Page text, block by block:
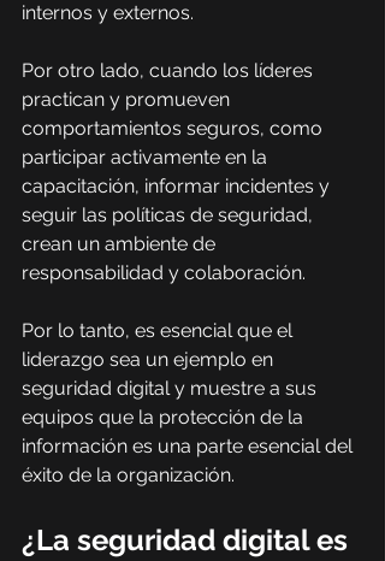
internos y externos.
Por otro lado, cuando los líderes
practican y promueven
comportamientos seguros, como
participar activamente en la
capacitación, informar incidentes y
seguir las políticas de seguridad,
crean un ambiente de
responsabilidad y colaboración.
Por lo tanto, es esencial que el
liderazgo sea un ejemplo en
seguridad digital y muestre a sus
equipos que la protección de la
información es una parte esencial del
éxito de la organización.
¿La seguridad digital es